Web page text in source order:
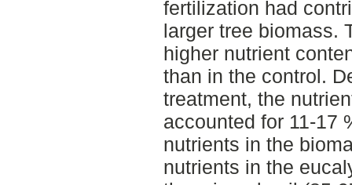
fertilization had
larger tree biomass.
higher nutrient
than in the control.
treatment, the
accounted for 11-17
nutrients in the
nutrients in the